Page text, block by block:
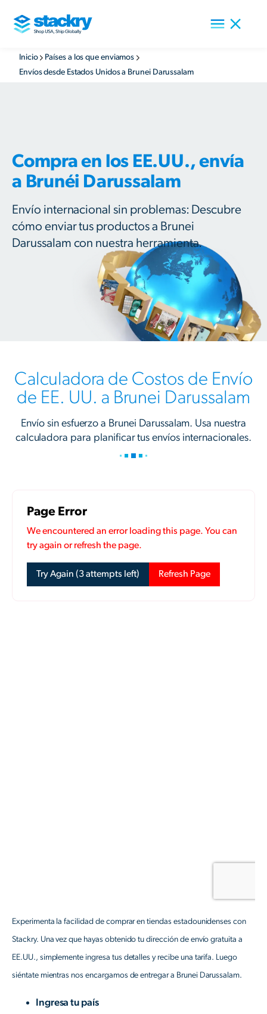
Inicio
Países a los que enviamos
Envíos desde Estados Unidos a Brunei Darussalam
Compra en los EE.UU., envía
a Brunéi Darussalam
Envío internacional sin problemas: Descubre
cómo enviar tus productos a Brunei
Darussalam con nuestra herramienta.
Calculadora de Costos de Envío
de EE. UU. a Brunei Darussalam
Envío sin esfuerzo a Brunei Darussalam. Usa nuestra
calculadora para planificar tus envíos internacionales.
Experimenta la facilidad de comprar en tiendas estadounidenses con
Stackry. Una vez que hayas obtenido tu dirección de envío gratuita a
EE.UU., simplemente ingresa tus detalles y recibe una tarifa. Luego
siéntate mientras nos encargamos de entregar a Brunei Darussalam.
Ingresa tu país